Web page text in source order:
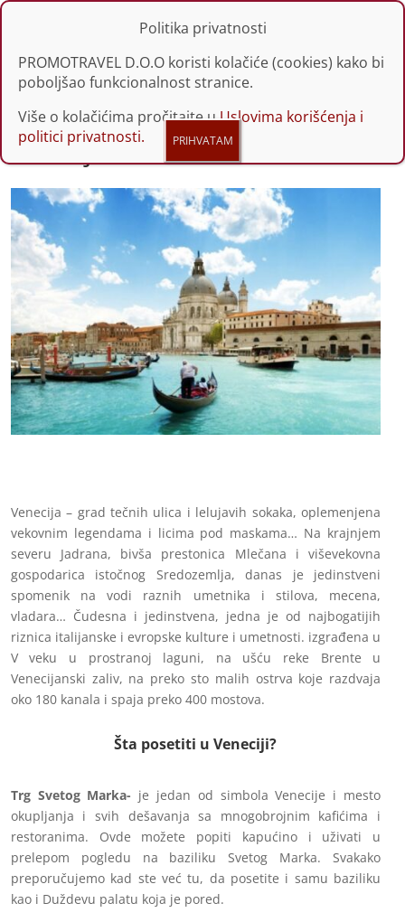
Venecija
Venecija – grad tečnih ulica i lelujavih sokaka, oplemenjena
vekovnim legendama i licima pod maskama… Na krajnjem
severu Jadrana, bivša prestonica Mlečana i viševekovna
gospodarica istočnog Sredozemlja, danas je jedinstveni
spomenik na vodi raznih umetnika i stilova, mecena,
vladara… Čudesna i jedinstvena, jedna je od najbogatijih
riznica italijanske i evropske kulture i umetnosti. izgrađena u
V veku u prostranoj laguni, na ušću reke Brente u
Venecijanski zaliv, na preko sto malih ostrva koje razdvaja
oko 180 kanala i spaja preko 400 mostova.
Šta posetiti u Veneciji?
Trg Svetog Marka- je jedan od simbola Venecije i mesto
okupljanja i svih dešavanja sa mnogobrojnim kafićima i
restoranima. Ovde možete popiti kapućino i uživati u
prelepom pogledu na baziliku Svetog Marka. Svakako
preporučujemo kad ste već tu, da posetite i samu baziliku
kao i Duždevu palatu koja je pored.
Politika privatnosti
PROMOTRAVEL D.O.O koristi kolačiće (cookies) kako bi
poboljšao funkcionalnost stranice.
Više o kolačićima pročitajte uUslovima korišćenja i
politici privatnosti.